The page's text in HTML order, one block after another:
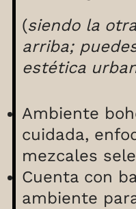
(siendo la
arriba;
estética
Ambiente
cuidada,
mezcales
Cuenta con
ambiente